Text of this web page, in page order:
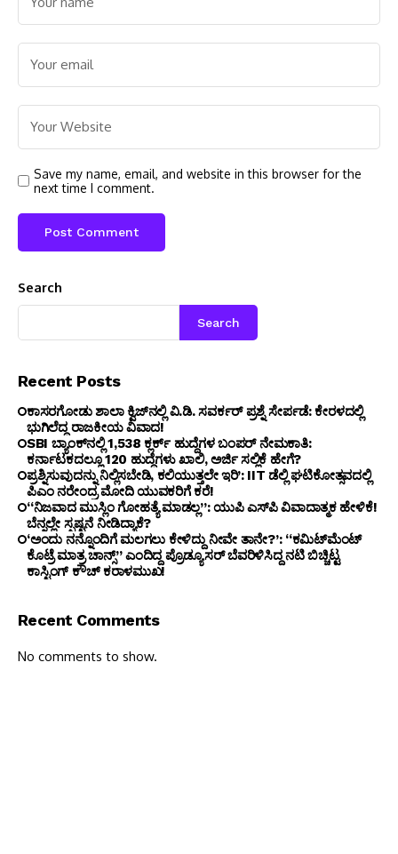
Save my name, email, and website in this browser for the
next time I comment.
Search
Search
Recent Posts
ಕಾಸರಗೋಡು ಶಾಲಾ ಕ್ವಿಜ್‌ನಲ್ಲಿ ವಿ.ಡಿ. ಸವರ್ಕರ್ ಪ್ರಶ್ನೆ ಸೇರ್ಪಡೆ: ಕೇರಳದಲ್ಲಿ
ಭುಗಿಲೆದ್ದ ರಾಜಕೀಯ ವಿವಾದ!
SBI ಬ್ಯಾಂಕ್‌ನಲ್ಲಿ 1,538 ಕ್ಲರ್ಕ್ ಹುದ್ದೆಗಳ ಬಂಪರ್ ನೇಮಕಾತಿ:
ಕರ್ನಾಟಕದಲ್ಲೂ 120 ಹುದ್ದೆಗಳು ಖಾಲಿ, ಅರ್ಜಿ ಸಲ್ಲಿಕೆ ಹೇಗೆ?
ಪ್ರಶ್ನಿಸುವುದನ್ನು ನಿಲ್ಲಿಸಬೇಡಿ, ಕಲಿಯುತ್ತಲೇ ಇರಿ’: IIT ಡೆಲ್ಲಿ ಘಟಿಕೋತ್ಸವದಲ್ಲಿ
ಪಿಎಂ ನರೇಂದ್ರ ಮೋದಿ ಯುವಕರಿಗೆ ಕರೆ!
“ನಿಜವಾದ ಮುಸ್ಲಿಂ ಗೋಹತ್ಯೆ ಮಾಡಲ್ಲ”: ಯುಪಿ ಎಸ್‌ಪಿ ವಿವಾದಾತ್ಮಕ ಹೇಳಿಕೆ!
ಬೆನ್ನಲ್ಲೇ ಸ್ಪಷ್ಟನೆ ನೀಡಿದ್ಯಾಕೆ?
‘ಅಂದು ನನ್ನೊಂದಿಗೆ ಮಲಗಲು ಕೇಳಿದ್ದು ನೀವೇ ತಾನೇ?’: “ಕಮಿಟ್‌ಮೆಂಟ್
ಕೊಟ್ರೆ ಮಾತ್ರ ಚಾನ್ಸ್” ಎಂದಿದ್ದ ಪ್ರೊಡ್ಯೂಸರ್ ಬೆವರಿಳಿಸಿದ್ದ ನಟಿ ಬಿಚ್ಚಿಟ್ಟ
ಕಾಸ್ಟಿಂಗ್ ಕೌಚ್ ಕರಾಳಮುಖ!
Recent Comments
No comments to show.